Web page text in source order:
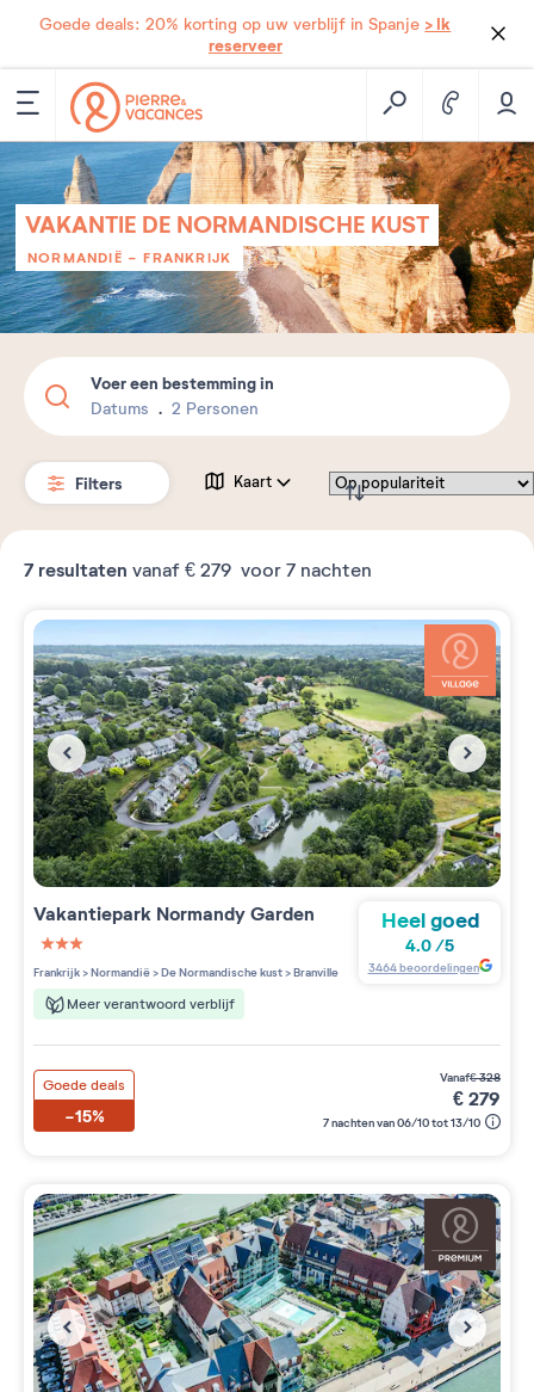
Goede deals: 20% korting op uw verblijf in Spanje > Ik
reserveer
VAKANTIE DE NORMANDISCHE KUST
NORMANDIË -FRANKRIJK
Voer een bestemming in
Datums 2 Personen
Filters Kaart
7 resultaten vanaf € 279 voor 7 nachten
Vakantiepark Normandy Garden
3 étoiles sur 5
Frankrijk>Normandië>De Normandische kust>Branville
Meer verantwoord verblijf
Heel goed
4.0/5
3464beoordelingen
Goede deals
-15%
vanaf€328
€279
7 nachten van 06/10 tot 13/10